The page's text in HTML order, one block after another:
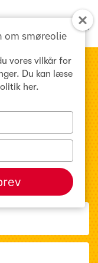
om smøreolie
vores vilkår for
Du kan læse
her.
X